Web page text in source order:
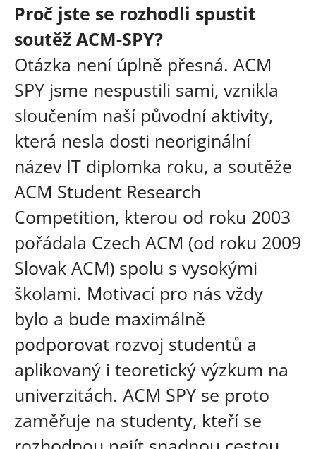
Proč jste se rozhodli spustit
soutěž ACM-SPY?
Otázka není úplně přesná. ACM
SPY jsme nespustili sami, vznikla
sloučením naší původní aktivity,
která nesla dosti neoriginální
název IT diplomka roku, a soutěže
ACM Student Research
Competition, kterou od roku 2003
pořádala Czech ACM (od roku 2009
Slovak ACM) spolu s vysokými
školami. Motivací pro nás vždy
bylo a bude maximálně
podporovat rozvoj studentů a
aplikovaný i teoretický výzkum na
univerzitách. ACM SPY se proto
zaměřuje na studenty, kteří se